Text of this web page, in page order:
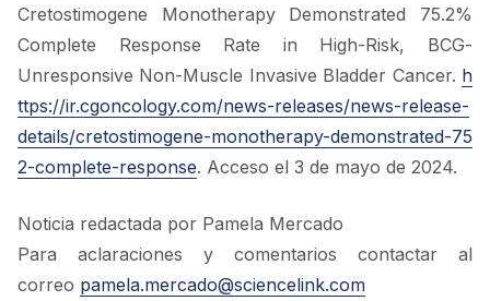
Cretostimogene Monotherapy Demonstrated 75.2%
Complete Response Rate in High-Risk, BCG-
Unresponsive Non-Muscle Invasive Bladder Cancer. h
ttps://ir.cgoncology.com/news-releases/news-release-
details/cretostimogene-monotherapy-demonstrated-75
2-complete-response. Acceso el 3 de mayo de 2024.
Noticia redactada por Pamela Mercado
Para aclaraciones y comentarios contactar al
correo pamela.mercado@sciencelink.com